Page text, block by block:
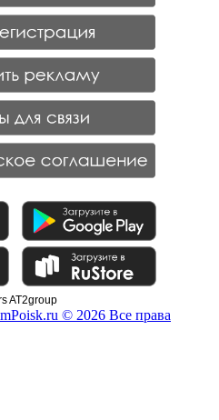
AT2group
© 2026 Все права